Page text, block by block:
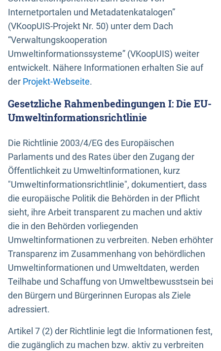
Internetportalen und Metadatenkatalogen”
(VKoopUIS-Projekt Nr. 50) unter dem Dach
“Verwaltungskooperation
Umweltinformationssysteme” (VKoopUIS) weiter
entwickelt. Nähere Informationen erhalten Sie auf
der Projekt-Webseite.
Gesetzliche Rahmenbedingungen I: Die EU-
Umweltinformationsrichtlinie
Die Richtlinie 2003/4/EG des Europäischen
Parlaments und des Rates über den Zugang der
Öffentlichkeit zu Umweltinformationen, kurz
"Umweltinformationsrichtlinie", dokumentiert, dass
die europäische Politik die Behörden in der Pflicht
sieht, ihre Arbeit transparent zu machen und aktiv
die in den Behörden vorliegenden
Umweltinformationen zu verbreiten. Neben erhöhter
Transparenz im Zusammenhang von behördlichen
Umweltinformationen und Umweltdaten, werden
Teilhabe und Schaffung von Umweltbewusstsein bei
den Bürgern und Bürgerinnen Europas als Ziele
adressiert.
Artikel 7 (2) der Richtlinie legt die Informationen fest,
die zugänglich zu machen bzw. aktiv zu verbreiten